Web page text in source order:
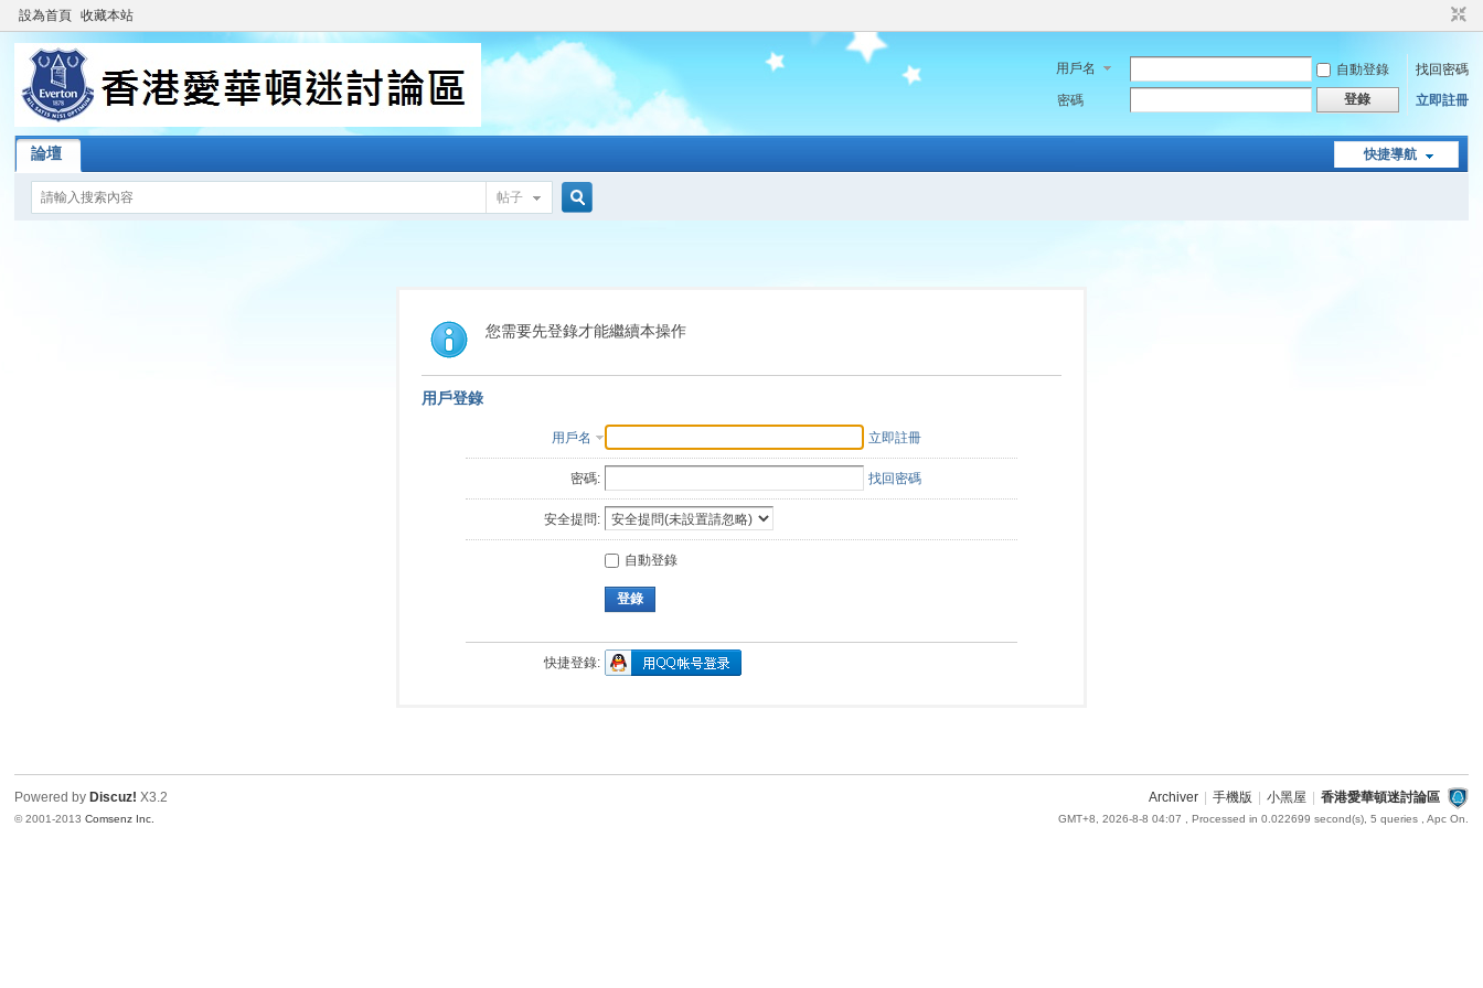
設為首頁 收藏本站
用戶名 自動登錄
找回密碼
密碼
登錄 立即註冊
快捷導航
論壇
帖子
索
您需要先登錄才能繼續本操作
用戶登錄
用戶名 立即註冊
密碼: 找回密碼
安全提問:
自動登錄
登錄
快捷登錄:
Archiver 手機版 小黑屋 香港愛華頓迷討論區
GMT+8, 2026-8-8 04:07 , Processed in 0.022699 second(s), 5 queries , Apc On.
Powered by Discuz! X3.2
© 2001-2013Comsenz Inc.